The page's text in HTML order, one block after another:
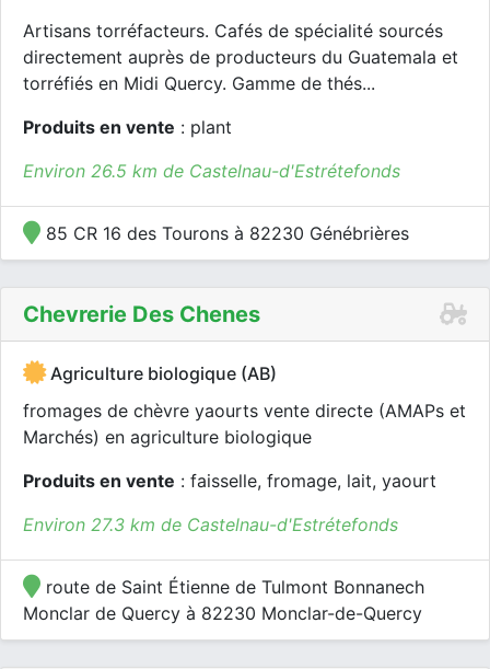
Artisans torréfacteurs. Cafés de spécialité sourcés
directement auprès de producteurs du Guatemala et
torréfiés en Midi Quercy. Gamme de thés...
Produits en vente : plant
Environ 26.5 km de Castelnau-d'Estrétefonds
85 CR 16 des Tourons à 82230 Génébrières
Chevrerie Des Chenes
Agriculture biologique (AB)
fromages de chèvre yaourts vente directe (AMAPs et
Marchés) en agriculture biologique
Produits en vente : faisselle, fromage, lait, yaourt
Environ 27.3 km de Castelnau-d'Estrétefonds
route de Saint Étienne de Tulmont Bonnanech
Monclar de Quercy à 82230 Monclar-de-Quercy